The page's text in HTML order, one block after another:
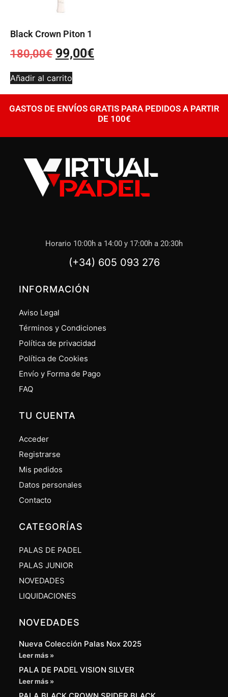
Black Crown Piton 1
180,00€ 99,00€
Añadir al carrito
GASTOS DE ENVÍOS GRATIS PARA PEDIDOS A PARTIR
DE 100€
Horario 10:00h a 14:00 y 17:00h a 20:30h
(+34) 605 093 276
INFORMACIÓN
Aviso Legal
Términos y Condiciones
Política de privacidad
Política de Cookies
Envío y Forma de Pago
FAQ
TU CUENTA
Acceder
Registrarse
Mis pedidos
Datos personales
Contacto
CATEGORÍAS
PALAS DE PADEL
PALAS JUNIOR
NOVEDADES
LIQUIDACIONES
NOVEDADES
Nueva Colección Palas Nox 2025
Leer más »
PALA DE PADEL VISION SILVER
Leer más »